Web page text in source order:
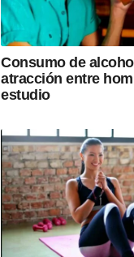
Consumo de
atracción entre
estudio